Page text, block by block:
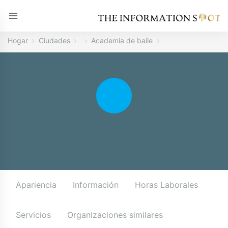
Hogar Ciudades Academia de baile
Apariencia Información Horas Laborales
Servicios Organizaciones similares